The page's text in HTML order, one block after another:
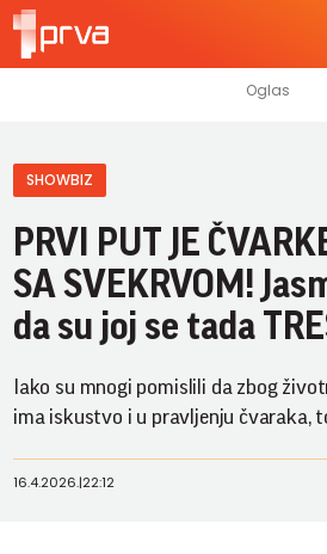
SHOWBIZ
PRVI PUT JE
SA SVEKRVOM!
da su joj se tada
Iako su mnogi pomislili da zbog
ima iskustvo i u pravljenju čvaraka,
16.4.2026.|22:12